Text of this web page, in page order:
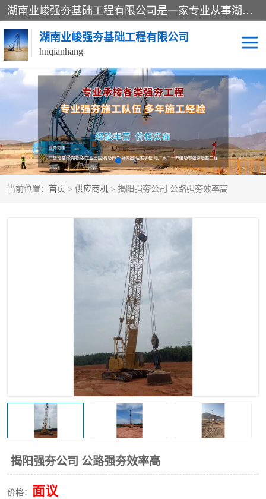
湖南业峻强夯基础工程有限公司是一家专业从事湖南强夯基础工程、强夯机租赁，地基处理的施工单位。业务覆盖：湖南、广东，江西等地。可承接1000KN.m-25000KN.m强夯（置换）工程。公司创始人是国内较早期从事强夯施工的建设者，经过多年的一步一个脚印的发展，在行业内具有较高的度和良好的口碑。
湖南业峻强夯基础工程有限公司
hnqianhang
当前位置： 首页 > 供应商机 > 揭阳强夯公司 公路强夯效率高
揭阳强夯公司 公路强夯效率高
价格： 面议
强夯施工案例 强夯机租赁
强夯施工工程 强夯施工队伍
强夯队伍